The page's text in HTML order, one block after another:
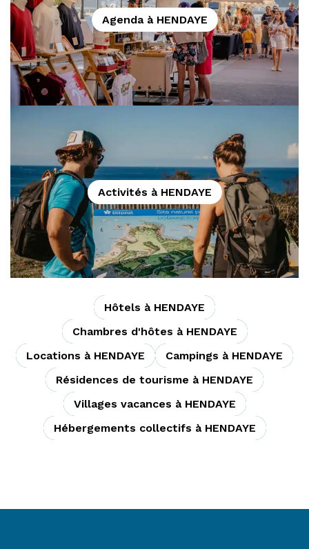
Agenda à HENDAYE
Activités à HENDAYE
Hôtels à HENDAYE
Chambres d'hôtes à HENDAYE
Locations à HENDAYE
Campings à HENDAYE
Résidences de tourisme à HENDAYE
Villages vacances à HENDAYE
Hébergements collectifs à HENDAYE